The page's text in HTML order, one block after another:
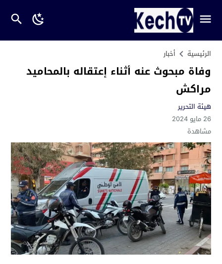
الرئيسية أخبار
وفاة مبحوث عنه أثناء إعتقاله بالمحاميد
مراكش
هيئة التحرير
26 مايو 2024
مشاهدة